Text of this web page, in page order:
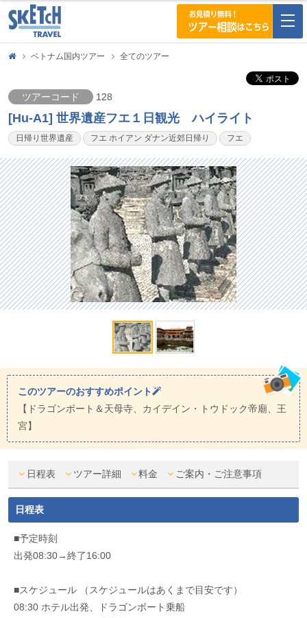
ベトナム国内ツアー 全てのツアー
ツアーコード 128
[Hu-A1] 世界遺産フエ１日観光 ハイライト
日帰り世界遺産 フエ ホイアン ダナン近郊日帰り フエ
このツアーのおすすめポイント
【ドラゴンボート＆天母寺、カイデイン・トウドック帝廟、王
宮】
日程表 ツアー詳細 料金 ご案内・ご注意事項
日程表
■予定時刻
出発08:30→終了16:00
■スケジュール （スケジュールはあくまで目安です）
08:30 ホテル出発、ドラゴンボート乗船